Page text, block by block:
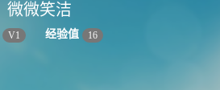
微微笑洁
V1 经验值 16